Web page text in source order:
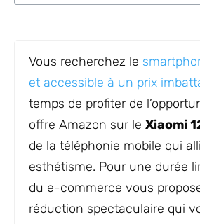
Vous recherchez le
et accessible à un prix
temps de profiter de
offre Amazon sur le Xiaomi
de la téléphonie mobile qui
esthétisme. Pour une durée
du e-commerce vous
réduction spectaculaire qui